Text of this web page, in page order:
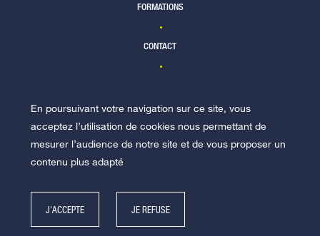
FORMATIONS
CONTACT
NOUS REJOINDRE
© Racine 2026 - Mentions légales-Politique de données personnelles
En poursuivant votre navigation sur ce site, vous
acceptez l’utilisation de cookies nous permettant de
mesurer l’audience de notre site et de vous proposer un
contenu plus adapté
J'ACCEPTE JE REFUSE